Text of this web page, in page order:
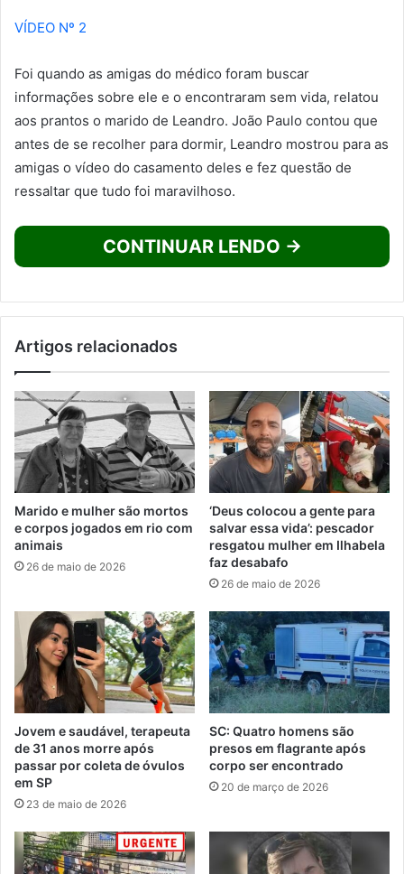
VÍDEO Nº 2
Foi quando as amigas do médico foram buscar
informações sobre ele e o encontraram sem vida, relatou
aos prantos o marido de Leandro. João Paulo contou que
antes de se recolher para dormir, Leandro mostrou para as
amigas o vídeo do casamento deles e fez questão de
ressaltar que tudo foi maravilhoso.
CONTINUAR LENDO →
Artigos relacionados
Marido e mulher são mortos
e corpos jogados em rio com
animais
26 de maio de 2026
‘Deus colocou a gente para
salvar essa vida’: pescador
resgatou mulher em Ilhabela
faz desabafo
26 de maio de 2026
Jovem e saudável, terapeuta
de 31 anos morre após
passar por coleta de óvulos
em SP
23 de maio de 2026
SC: Quatro homens são
presos em flagrante após
corpo ser encontrado
20 de março de 2026